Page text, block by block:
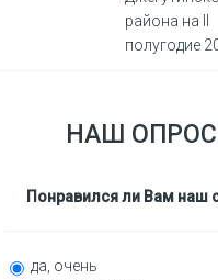
района на II
полугодие
НАШ ОПРОС
Понравился ли Вам наш
да, очень